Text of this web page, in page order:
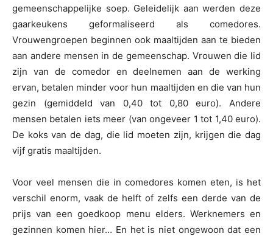
gemeenschappelijke soep. Geleidelijk aan werden deze
gaarkeukens geformaliseerd als comedores.
Vrouwengroepen beginnen ook maaltijden aan te bieden
aan andere mensen in de gemeenschap. Vrouwen die lid
zijn van de comedor en deelnemen aan de werking
ervan, betalen minder voor hun maaltijden en die van hun
gezin (gemiddeld van 0,40 tot 0,80 euro). Andere
mensen betalen iets meer (van ongeveer 1 tot 1,40 euro).
De koks van de dag, die lid moeten zijn, krijgen die dag
vijf gratis maaltijden.
Voor veel mensen die in comedores komen eten, is het
verschil enorm, vaak de helft of zelfs een derde van de
prijs van een goedkoop menu elders. Werknemers en
gezinnen komen hier… En het is niet ongewoon dat een